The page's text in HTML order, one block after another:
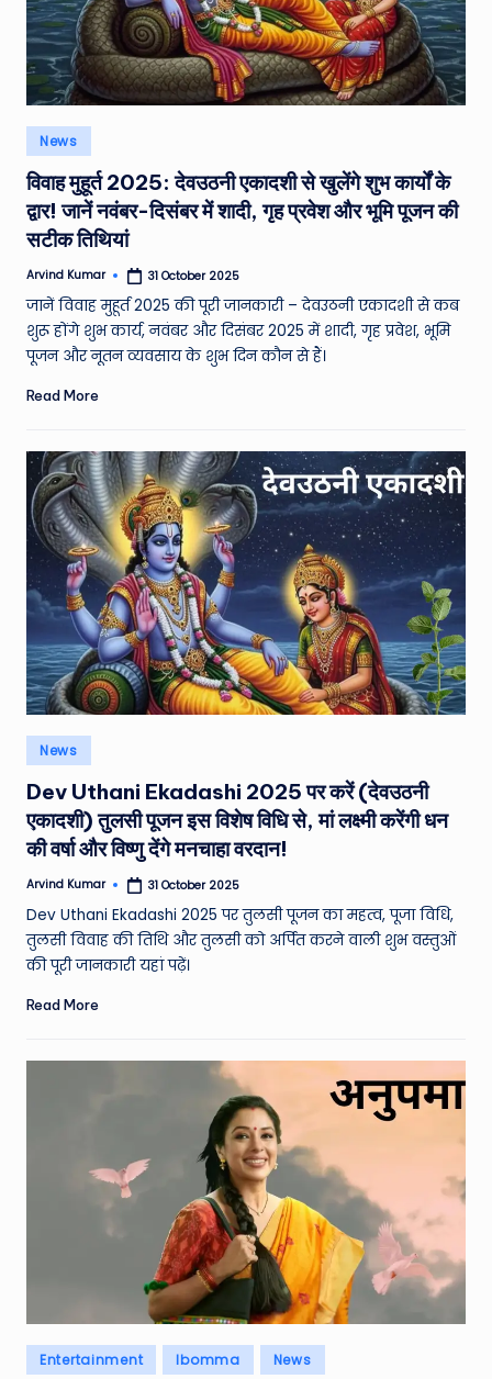
d
Posted
in
News
विवाह मुहूर्त 2025: देवउठनी एकादशी से खुलेंगे शुभ कार्यों के
द्वार! जानें नवंबर-दिसंबर में शादी, गृह प्रवेश और भूमि पूजन की
सटीक तिथियां
Posted
Arvind Kumar 31 October 2025
जानें विवाह मुहूर्त 2025 की पूरी जानकारी – देवउठनी एकादशी से कब
शुरू होंगे शुभ कार्य, नवंबर और दिसंबर 2025 में शादी, गृह प्रवेश, भूमि
पूजन और नूतन व्यवसाय के शुभ दिन कौन से हैं।
Read More
Posted
in
News
Dev Uthani Ekadashi 2025 पर करें (देवउठनी
एकादशी) तुलसी पूजन इस विशेष विधि से, मां लक्ष्मी करेंगी धन
की वर्षा और विष्णु देंगे मनचाहा वरदान!
Posted
Arvind Kumar 31 October 2025
Dev Uthani Ekadashi 2025 पर तुलसी पूजन का महत्व, पूजा विधि,
तुलसी विवाह की तिथि और तुलसी को अर्पित करने वाली शुभ वस्तुओं
की पूरी जानकारी यहां पढ़ें।
Read More
Posted
Entertainment Ibomma News